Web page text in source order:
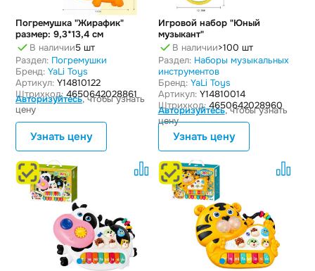
Погремушка "Жирафик"
размер: 9,3*13,4 см
В наличии5 шт
Раздел: Погремушки
Бренд: YaLi Toys
Артикул: Y14810122
Штрихкод: 4650642028861
Авторизуйтесь, чтобы узнать
цену
Узнать цену
Игровой набор "Юный
музыкант"
В наличии>100 шт
Раздел: Наборы музыкальных
инструментов
Бренд: YaLi Toys
Артикул:Y14810014
Штрихкод:4650642028960
Авторизуйтесь, чтобы узнать
цену
Узнать цену